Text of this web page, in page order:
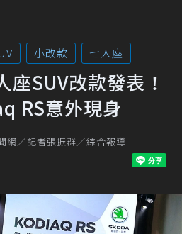
小改款 七人座
座SUV改款發表！
RS意外現身
網／記者張振群／綜合報導